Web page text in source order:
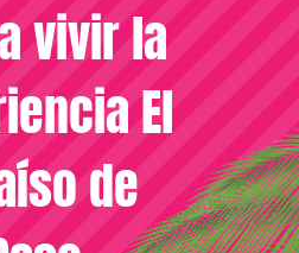
vivir la
El
de